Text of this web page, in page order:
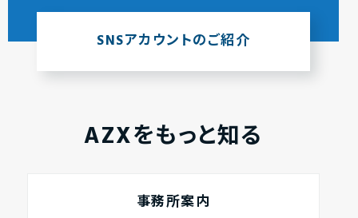
SNSアカウントのご紹介
AZXをもっと知る
事務所案内